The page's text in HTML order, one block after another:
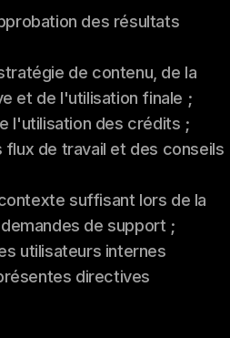
des résultats
de contenu, de la
et de l'utilisation finale ;
l'utilisation des crédits ;
flux de travail et des conseils
suffisant lors de la
de support ;
utilisateurs internes
directives